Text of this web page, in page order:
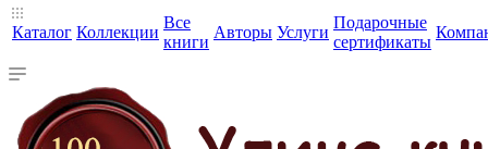
Каталог Коллекции
Все
книги
Авторы Услуги
Подарочные
сертификаты